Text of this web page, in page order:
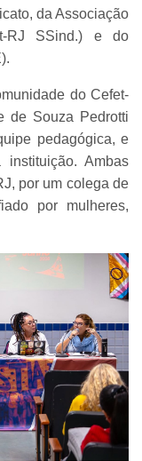
da Associação
RJ SSind.) e do
do Cefet-
de Souza Pedrotti
pedagógica, e
Ambas
por um colega de
por mulheres,